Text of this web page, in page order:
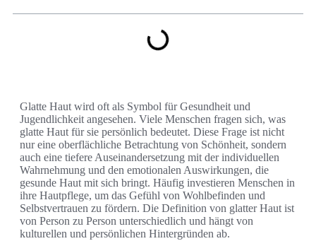
Glatte Haut wird oft als Symbol für Gesundheit und
Jugendlichkeit angesehen. Viele Menschen fragen sich, was
glatte Haut für sie persönlich bedeutet. Diese Frage ist nicht
nur eine oberflächliche Betrachtung von Schönheit, sondern
auch eine tiefere Auseinandersetzung mit der individuellen
Wahrnehmung und den emotionalen Auswirkungen, die
gesunde Haut mit sich bringt. Häufig investieren Menschen in
ihre Hautpflege, um das Gefühl von Wohlbefinden und
Selbstvertrauen zu fördern. Die Definition von glatter Haut ist
von Person zu Person unterschiedlich und hängt von
kulturellen und persönlichen Hintergründen ab.